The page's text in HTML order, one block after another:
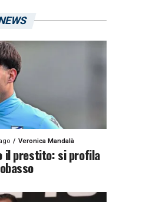
Veronica Mandalà
il prestito: si profila